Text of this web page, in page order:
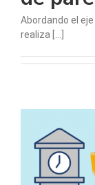
Abordando el
realiza [...]